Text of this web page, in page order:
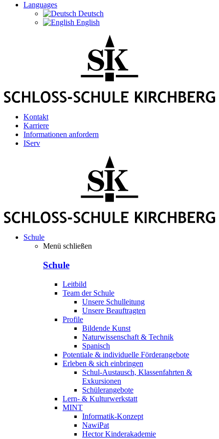
Languages
Deutsch
English
Kontakt
Karriere
Informationen anfordern
IServ
Schule
Menü schließen
Schule
Leitbild
Team der Schule
Unsere Schulleitung
Unsere Beauftragten
Profile
Bildende Kunst
Naturwissenschaft & Technik
Spanisch
Potentiale & individuelle Förderangebote
Erleben & sich einbringen
Schul-Austausch, Klassenfahrten &
Exkursionen
Schülerangebote
Lern- & Kulturwerkstatt
MINT
Informatik-Konzept
NawiPat
Hector Kinderakademie